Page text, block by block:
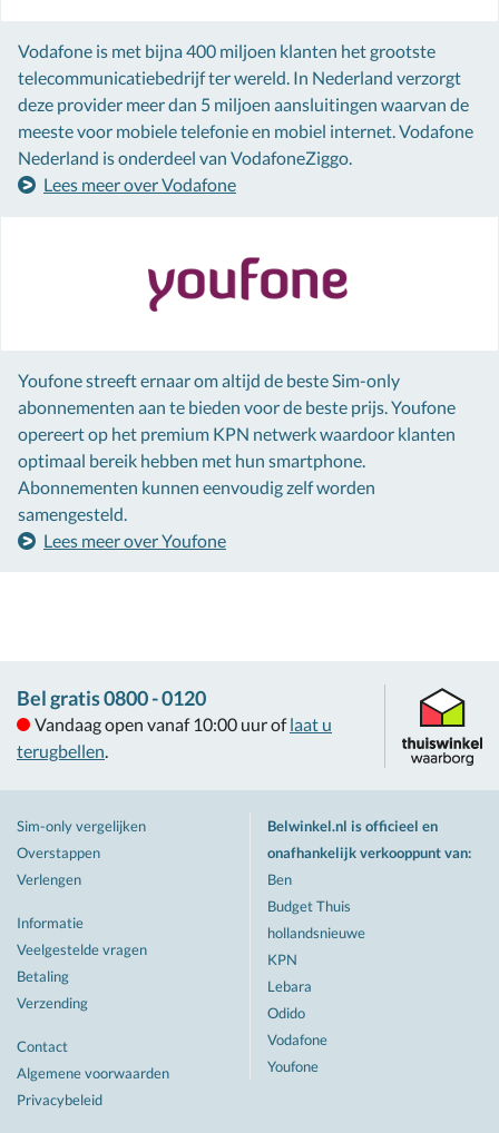
Vodafone is met bijna 400 miljoen klanten het grootste
telecommunicatiebedrijf ter wereld. In Nederland verzorgt
deze provider meer dan 5 miljoen aansluitingen waarvan de
meeste voor mobiele telefonie en mobiel internet. Vodafone
Nederland is onderdeel van VodafoneZiggo.
Lees meer over Vodafone
Youfone streeft ernaar om altijd de beste Sim-only
abonnementen aan te bieden voor de beste prijs. Youfone
opereert op het premium KPN netwerk waardoor klanten
optimaal bereik hebben met hun smartphone.
Abonnementen kunnen eenvoudig zelf worden
samengesteld.
Lees meer over Youfone
Bel gratis 0800 - 0120
Vandaag open vanaf 10:00 uur of laat u
terugbellen.
Sim-only vergelijken
Overstappen
Verlengen
Informatie
Veelgestelde vragen
Betaling
Verzending
Contact
Algemene voorwaarden
Privacybeleid
Belwinkel.nl is officieel en
onafhankelijk verkooppunt van:
Ben
Budget Thuis
hollandsnieuwe
KPN
Lebara
Odido
Vodafone
Youfone